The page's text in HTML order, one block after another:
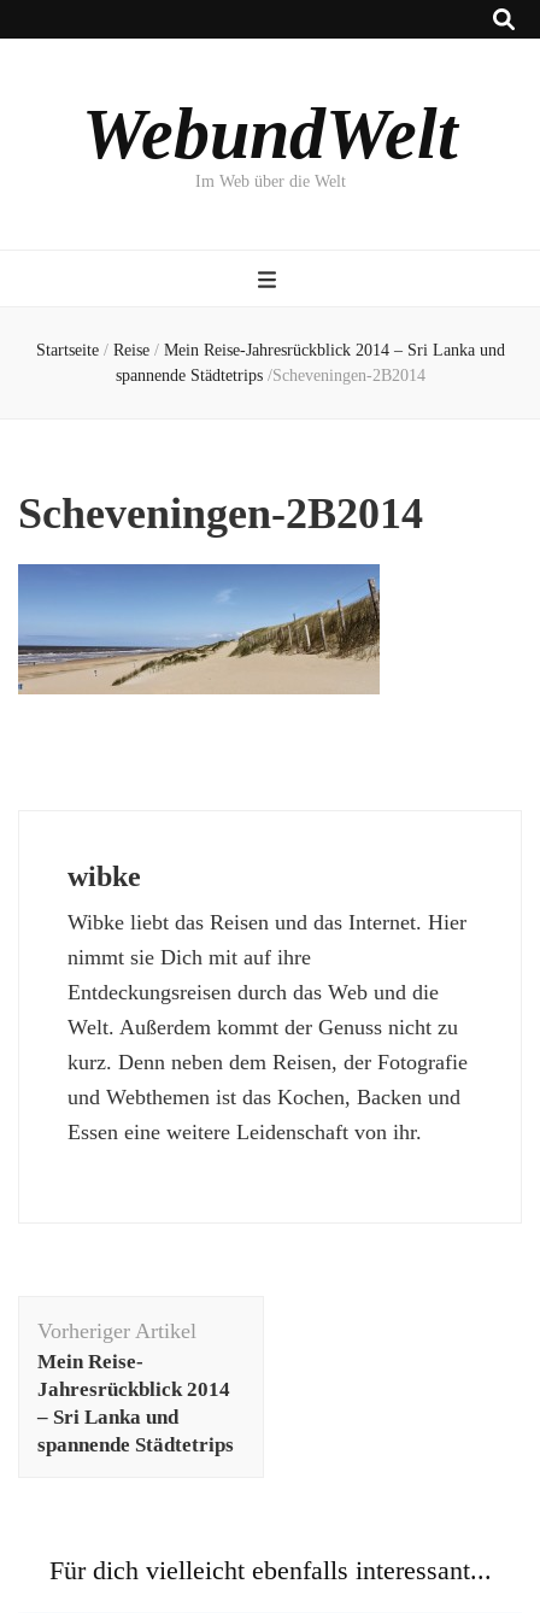
WebundWelt
Im Web über die Welt
Startseite / Reise / Mein Reise-Jahresrückblick 2014 – Sri Lanka und
spannende Städtetrips /Scheveningen-2B2014
Scheveningen-2B2014
wibke
Wibke liebt das Reisen und das Internet. Hier
nimmt sie Dich mit auf ihre
Entdeckungsreisen durch das Web und die
Welt. Außerdem kommt der Genuss nicht zu
kurz. Denn neben dem Reisen, der Fotografie
und Webthemen ist das Kochen, Backen und
Essen eine weitere Leidenschaft von ihr.
Vorheriger Artikel
Mein Reise-
Jahresrückblick 2014
– Sri Lanka und
spannende Städtetrips
Für dich vielleicht ebenfalls interessant...